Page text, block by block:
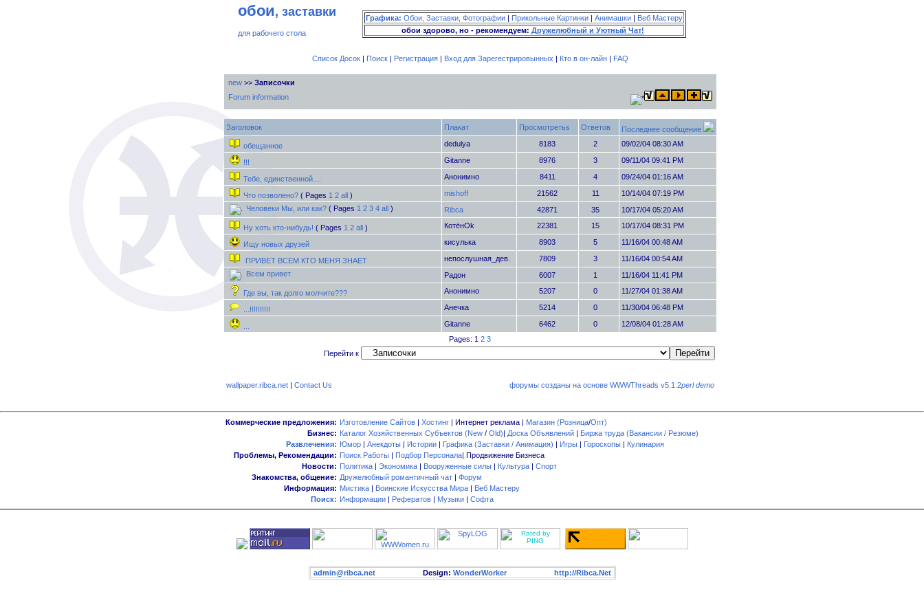
обои, заставки
для рабочего стола
Графика: Обои, Заставки, Фотографии | Прикольные Картинки | Анимашки | Веб Мастеру
обои здорово, но - рекомендуем: Дружелюбный и Уютный Чат!
Список Досок| Поиск| Регистрация| Вход для Зарегестрировынных | Кто в он-лайн| FAQ
new>> Записочки
Forum information
Заголовок Плакат Просмотретьs Ответов
Последнее сообщение
обещанное
dedulya 8183 2 09/02/04 08:30 AM
!!! Gitanne 8976 3 09/11/04 09:41 PM
Тебе, единственной.... Анонимно 8411 4 09/24/04 01:16 AM
Что позволено? ( Pages 1 2 all) mishoff 21562 11
10/14/04 07:19 PM
Человеки Мы, или как? ( Pages 1 2 3 4 all) Ribca 42871 35 10/17/04 05:20 AM
Ну хоть кто-нибудь! ( Pages 1 2 all) КотёнOk 22381 15 10/17/04 08:31 PM
Ищу новых друзей кисулька 8903 5 11/16/04 00:48 AM
ПРИВЕТ ВСЕМ КТО МЕНЯ ЗНАЕТ непослушная_дев. 7809 3
11/16/04 00:54 AM
Всем привет
Радон 6007 1 11/16/04 11:41 PM
Где вы, так долго молчите??? Анонимно 5207 0 11/27/04 01:38 AM
...!!!!!!!!!! Анечка 5214 0 11/30/04 06:48 PM
Gitanne 6462 0
12/08/04 01:28 AM
Pages: 1 2 3
Перейти к
wallpaper.ribca.net| Contact Us форумы созданы на основе WWWThreads v5.1.2perl demo
Коммерческие предложения: Изготовление Сайтов | Хостинг | Интернет реклама | Магазин (Розница/Опт)
Бизнес: Каталог Хозяйственных Субъектов (New / Old)| Доска Объявлений | Биржа труда (Вакансии / Резюме)
Развлечения: Юмор | Анекдоты | Истории | Графика (Заставки / Анимация) | Игры | Гороскопы | Кулинария
Проблемы, Рекомендации: Поиск Работы | Подбор Персонала| Продвижение Бизнеса
Новости: Политика | Экономика | Вооруженные силы | Культура | Спорт
Знакомства, общение: Дружелюбный романтичный чат | Форум
Информация: Мистика | Воинские Искусства Мира | Веб Мастеру
Поиск: Информации | Рефератов | Музыки | Софта
admin@ribca.netDesign: WonderWorker http://Ribca.Net